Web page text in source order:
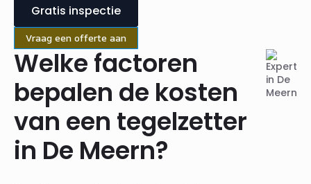
Gratis inspectie
Vraag een offerte aan
Welke factoren
bepalen de kosten
van een tegelzetter
in De Meern?